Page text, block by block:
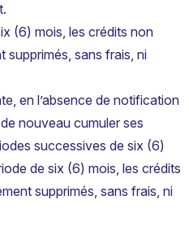
(6) mois, les crédits non
supprimés, sans frais, ni
en l’absence de notification
nouveau cumuler ses
successives de six (6)
de six (6) mois, les crédits
supprimés, sans frais, ni